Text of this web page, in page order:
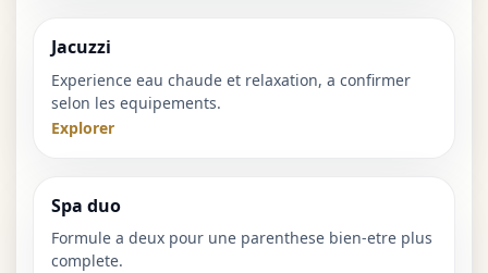
Jacuzzi
Experience eau chaude et relaxation, a confirmer
selon les equipements.
Explorer
Spa duo
Formule a deux pour une parenthese bien-etre plus
complete.